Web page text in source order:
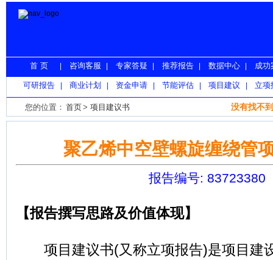
首 页 咨询客服 专家答疑 推荐报告 数据中心 成功
可研报告 商业计划 资金申请 节能评估 项目建议 立项
您的位置： 首页> 项目建议书
没有找不
聚乙烯中空壁螺旋缠绕管
报告编号: 83723380
【报告撰写思路及价值体现】
项目建议书(又称立项报告)是项目建